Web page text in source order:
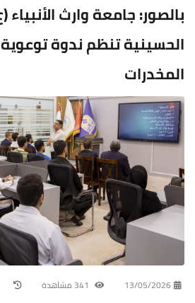
بالصور: جامعة وارث الأنبياء
الحسينية تنظم ندوة
المخدرات
13/05/2026